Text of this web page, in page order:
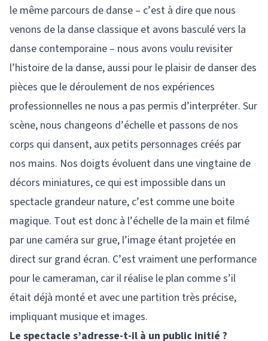
le même parcours de danse – c’est à dire que nous
venons de la danse classique et avons basculé vers la
danse contemporaine – nous avons voulu revisiter
l’histoire de la danse, aussi pour le plaisir de danser des
pièces que le déroulement de nos expériences
professionnelles ne nous a pas permis d’interpréter. Sur
scène, nous changeons d’échelle et passons de nos
corps qui dansent, aux petits personnages créés par
nos mains. Nos doigts évoluent dans une vingtaine de
décors miniatures, ce qui est impossible dans un
spectacle grandeur nature, c’est comme une boite
magique. Tout est donc à l’échelle de la main et filmé
par une caméra sur grue, l’image étant projetée en
direct sur grand écran. C’est vraiment une performance
pour le cameraman, car il réalise le plan comme s’il
était déjà monté et avec une partition très précise,
impliquant musique et images.
Le spectacle s’adresse-t-il à un public initié ?